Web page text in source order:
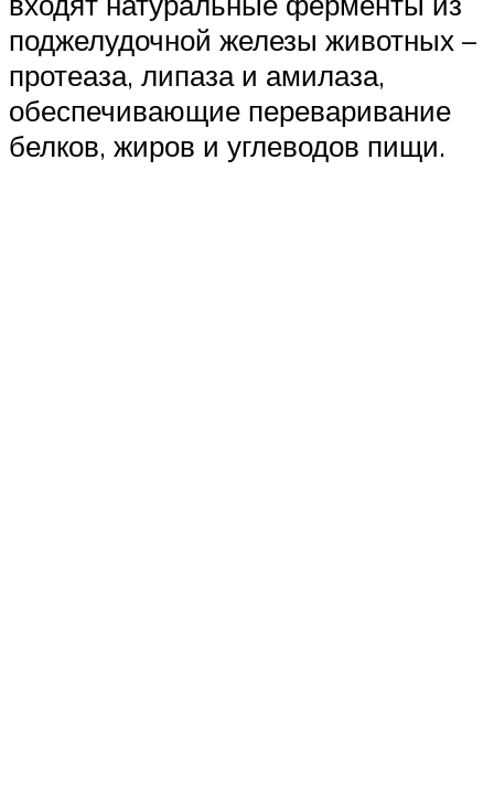
поджелудочной железы животных –
протеаза, липаза и амилаза,
обеспечивающие переваривание
белков, жиров и углеводов пищи.